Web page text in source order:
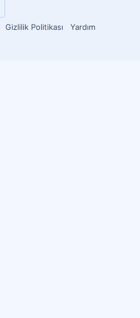
Gizlilik Politikası
Yardım